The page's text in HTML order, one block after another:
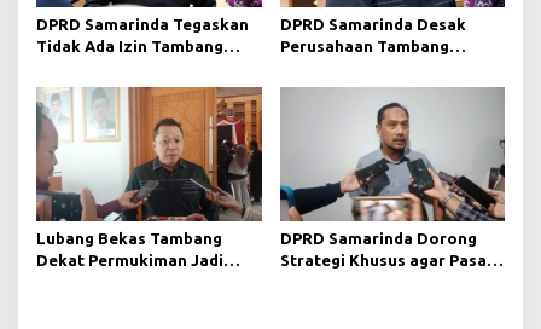
DPRD Samarinda Tegaskan
Tidak Ada Izin Tambang
DPRD Samarinda Desak
Perusahaan Tambang
Pascatambang
Lubang Bekas Tambang
Dekat Permukiman Jadi
DPRD Samarinda Dorong
Strategi Khusus agar Pasar